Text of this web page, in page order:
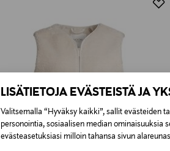
LISÄTIETOJA EVÄSTEISTÄ JA
Valitsemalla “Hyväksy kaikki”, sallit evästeiden
personointia, sosiaalisen median ominaisuuksia
evästeasetuksiasi milloin tahansa sivun